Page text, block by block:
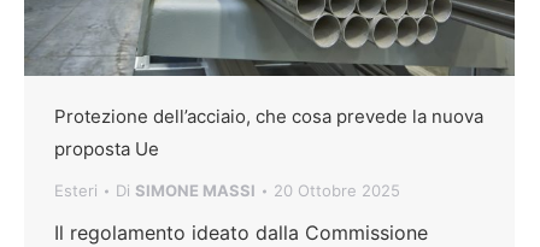
Protezione dell’acciaio, che cosa prevede la nuova
proposta Ue
Esteri Di SIMONE MASSI 20 Ottobre 2025
Il regolamento ideato dalla Commissione